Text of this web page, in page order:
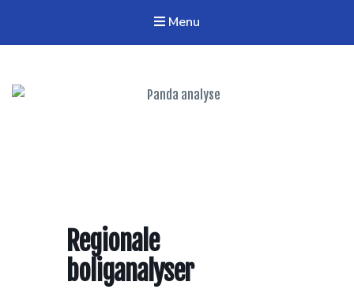
Menu
Regionale
boliganalyser